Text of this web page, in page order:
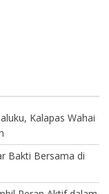
Kalapas Wahai
Bakti Bersama di